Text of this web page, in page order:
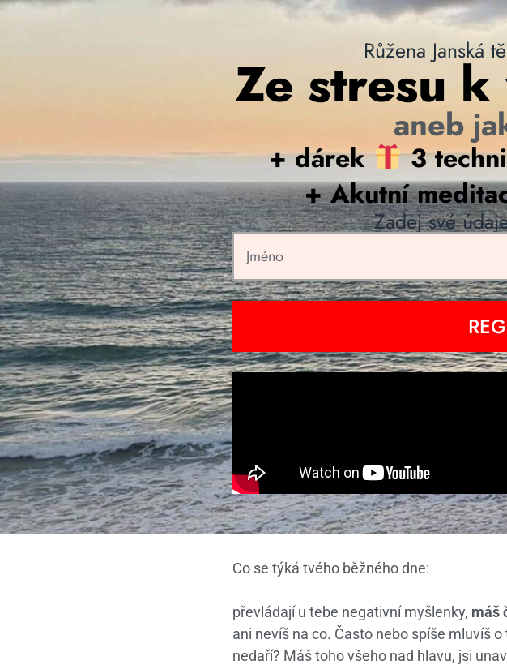
Růžena Janská
Ze stresu
aneb
+ dárek
3
+ Akutní
Zadej své
Co se týká tvého běžného dne:
převládají u tebe negativní myšlenky, máš
ani nevíš na co. Často nebo spíše mluvíš
nedaří? Máš toho všeho nad hlavu, jsi